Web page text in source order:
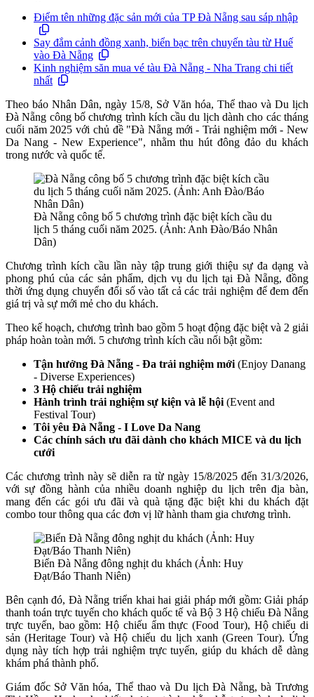
Điểm tên những đặc sản mới của TP Đà Nẵng sau sáp nhập
Say đắm cảnh đồng xanh, biển bạc trên chuyến tàu từ Huế
vào Đà Nẵng
Kinh nghiệm săn mua vé tàu Đà Nẵng - Nha Trang chi tiết
nhất
Theo báo Nhân Dân, ngày 15/8, Sở Văn hóa, Thể thao và Du lịch
Đà Nẵng công bố chương trình kích cầu du lịch dành cho các tháng
cuối năm 2025 với chủ đề "Đà Nẵng mới - Trải nghiệm mới - New
Da Nang - New Experience", nhằm thu hút đông đảo du khách
trong nước và quốc tế.
Đà Nẵng công bố 5 chương trình đặc biệt kích cầu du
lịch 5 tháng cuối năm 2025. (Ảnh: Anh Đào/Báo Nhân
Dân)
Chương trình kích cầu lần này tập trung giới thiệu sự đa dạng và
phong phú của các sản phẩm, dịch vụ du lịch tại Đà Nẵng, đồng
thời ứng dụng chuyển đổi số vào tất cả các trải nghiệm để đem đến
giá trị và sự mới mẻ cho du khách.
Theo kế hoạch, chương trình bao gồm 5 hoạt động đặc biệt và 2 giải
pháp hoàn toàn mới. 5 chương trình kích cầu nổi bật gồm:
Tận hưởng Đà Nẵng - Đa trải nghiệm mới (Enjoy Danang
- Diverse Experiences)
3 Hộ chiếu trải nghiệm
Hành trình trải nghiệm sự kiện và lễ hội (Event and
Festival Tour)
Tôi yêu Đà Nẵng - I Love Da Nang
Các chính sách ưu đãi dành cho khách MICE và du lịch
cưới
Các chương trình này sẽ diễn ra từ ngày 15/8/2025 đến 31/3/2026,
với sự đồng hành của nhiều doanh nghiệp du lịch trên địa bàn,
mang đến các gói ưu đãi và quà tặng đặc biệt khi du khách đặt
combo tour thông qua các đơn vị lữ hành tham gia chương trình.
Biển Đà Nẵng đông nghịt du khách (Ảnh: Huy
Đạt/Báo Thanh Niên)
Bên cạnh đó, Đà Nẵng triển khai hai giải pháp mới gồm: Giải pháp
thanh toán trực tuyến cho khách quốc tế và Bộ 3 Hộ chiếu Đà Nẵng
trực tuyến, bao gồm: Hộ chiếu ẩm thực (Food Tour), Hộ chiếu di
sản (Heritage Tour) và Hộ chiếu du lịch xanh (Green Tour). Ứng
dụng này tích hợp trải nghiệm trực tuyến, giúp du khách dễ dàng
khám phá thành phố.
Giám đốc Sở Văn hóa, Thể thao và Du lịch Đà Nẵng, bà Trương